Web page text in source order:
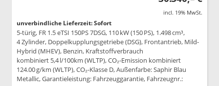
incl. 19% MwSt.
unverbindliche Lieferzeit: Sofort
5-türig, FR 1.5 eTSI 150PS 7DSG, 110 kW (150 PS), 1.498 cm³,
4 Zylinder, Doppelkupplungsgetriebe (DSG), Frontantrieb, Mild-
Hybrid (MHEV), Benzin, Kraftstoffverbrauch
kombiniert 5,4 l/100km (WLTP), CO₂-Emission kombiniert
124.00 g/km (WLTP), CO₂-Klasse D, Außenfarbe: Saphir Blau
Metallic, Garantieleistung: Fahrzeuggarantie, Fahrzeugnr.: